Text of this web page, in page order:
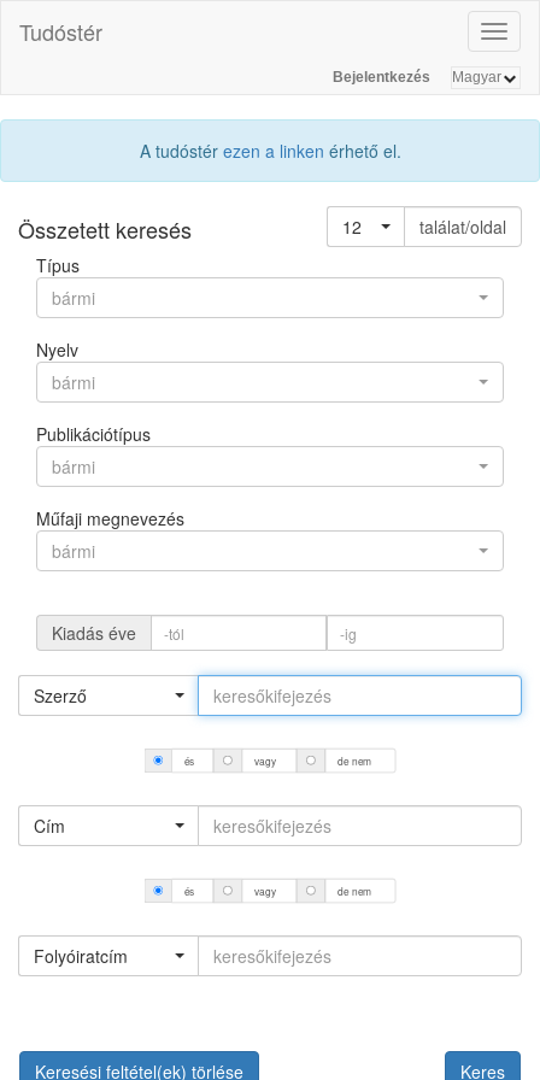
Tudóstér
Bejelentkezés
A tudóstér ezen a linken érhető el.
Összetett keresés 12
találat/oldal
Típus
bármi
Nyelv
bármi
Publikációtípus
bármi
Műfaji megnevezés
bármi
Kiadás éve
Szerző
és vagy de nem
Cím
és vagy de nem
Folyóiratcím
Keresési feltétel(ek) törlése